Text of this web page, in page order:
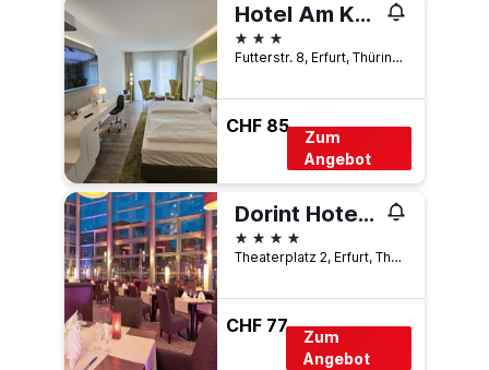
Hotel Am Kaisersaal
3 Sterne
Futterstr. 8, Erfurt, Thüringen, Deutschland
CHF 85
Zum
Angebot
Dorint Hotel am Dom Erfurt
4 Sterne
Theaterplatz 2, Erfurt, Thüringen, Deutschland
CHF 77
Zum
Angebot